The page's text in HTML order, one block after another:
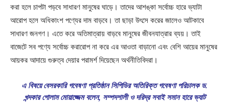
করা হলে চাপটা পড়বে সাধারণ মানুষের ঘাড়ে। তাদের আশঙ্কা সর্বোচ্চ হারে ভ্যাটা
আরোপ হলে অধিকাংশ পণ্যের দাম বাড়বে। তা ছাড়া উৎসে করের জালেও আটকাবে
সাধারণ জনগণ। এতে করে অতিমাত্রায় বাড়বে মানুষের জীবনযাত্রার ব্যয়। তাই
বাজেটে সব পণ্যে সর্বোচ্চ করারোপ না করে এর আওতা বাড়ানো এবং বেশি আয়ের মানুষের
আয়কর আদায়ে গুরুত্ব দেয়ার পরামর্শ দিয়েছেন অর্থনীতিবিদরা।
এ বিষয়ে বেসরকারি গবেষণা প্রতিষ্ঠান সিপিডির অতিরিক্ত গবেষণা পরিচালক ড.
খন্দকার গোলাম মোয়াজ্জেম বলেন, সম্পদশালী ও দরিদ্র সবাই সমান হারে ভ্যাট